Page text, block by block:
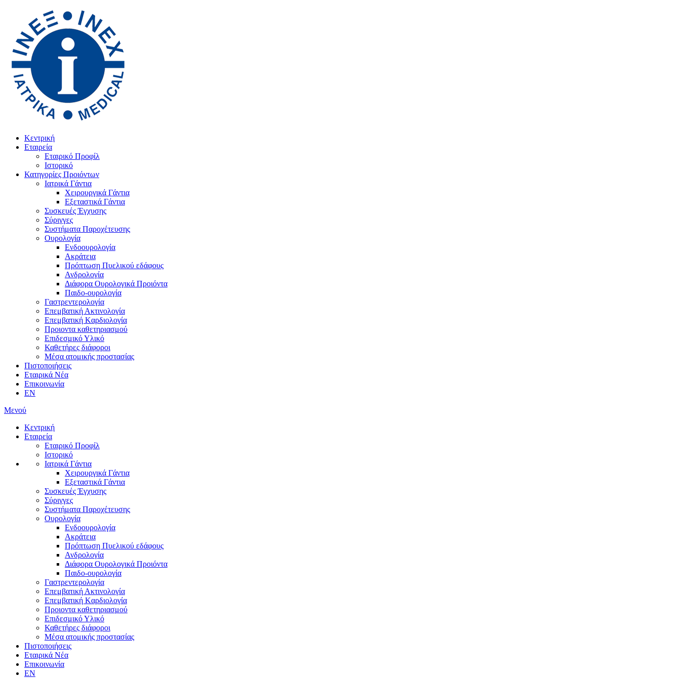
Κεντρική
Εταιρεία
Εταιρικό Προφίλ
Ιστορικό
Κατηγορίες Προιόντων
Ιατρικά Γάντια
Χειρουργικά Γάντια
Εξεταστικά Γάντια
Συσκευές Έγχυσης
Σύριγγες
Συστήματα Παροχέτευσης
Ουρολογία
Ενδοουρολογία
Ακράτεια
Πρόπτωση Πυελικού εδάφους
Ανδρολογία
Διάφορα Ουρολογικά Προιόντα
Παιδο-ουρολογία
Γαστρεντερολογία
Επεμβατική Ακτινολογία
Επεμβατική Kαρδιολογία
Προιοντα καθετηριασμού
Επιδεσμικό Υλικό
Καθετήρες διάφοροι
Μέσα ατομικής προστασίας
Πιστοποιήσεις
Εταιρικά Νέα
Επικοινωνία
EN
Μενού
Κεντρική
Εταιρεία
Εταιρικό Προφίλ
Ιστορικό
Ιατρικά Γάντια
Χειρουργικά Γάντια
Εξεταστικά Γάντια
Συσκευές Έγχυσης
Σύριγγες
Συστήματα Παροχέτευσης
Ουρολογία
Ενδοουρολογία
Ακράτεια
Πρόπτωση Πυελικού εδάφους
Ανδρολογία
Διάφορα Ουρολογικά Προιόντα
Παιδο-ουρολογία
Γαστρεντερολογία
Επεμβατική Ακτινολογία
Επεμβατική Kαρδιολογία
Προιοντα καθετηριασμού
Επιδεσμικό Υλικό
Καθετήρες διάφοροι
Μέσα ατομικής προστασίας
Πιστοποιήσεις
Εταιρικά Νέα
Επικοινωνία
EN